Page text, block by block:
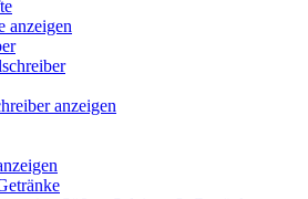
anzeigen
anzeigen